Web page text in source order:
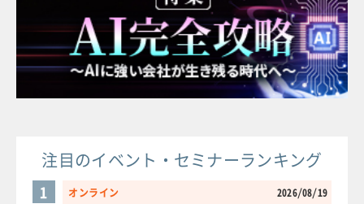
注目のイベント・セミナーランキング
オンライン 2026/08/19
1